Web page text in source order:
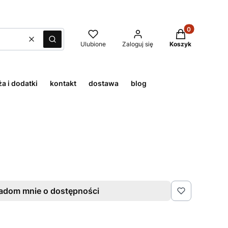
WyczyśćSzukaj Ulubione Zaloguj się
Produkty w
Koszyk
i dodatki kontakt dostawa blog
mnie o dostępności